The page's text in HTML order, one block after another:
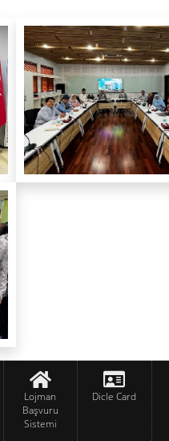
Lojman
Başvuru
Sistemi
Dicle Card